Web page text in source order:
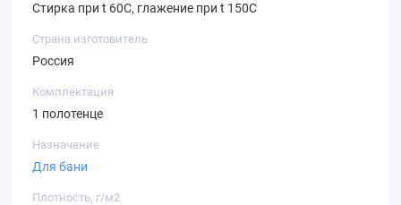
Стирка при t 60С, глажение при t 150С
Страна изготовитель
Россия
Комплектация
1 полотенце
Назначение
Для бани
Плотность, г/м2